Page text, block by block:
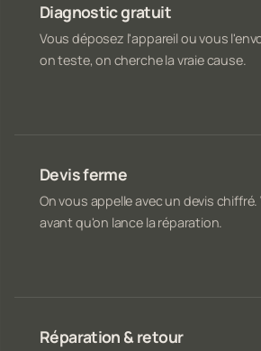
Diagnostic gratuit
Vous déposez l'appareil ou vous
on teste, on cherche la vraie cause.
Devis ferme
On vous appelle avec un devis chiffré.
avant qu'on lance la réparation.
Réparation & retour